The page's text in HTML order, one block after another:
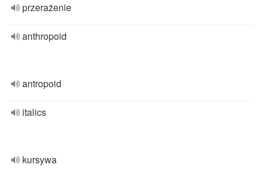
przerażenie
anthropoid
antropoid
italics
kursywa